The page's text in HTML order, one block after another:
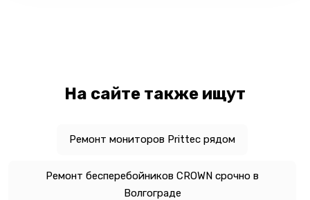
На сайте также ищут
Ремонт мониторов Prittec рядом
Ремонт бесперебойников CROWN срочно в
Волгограде